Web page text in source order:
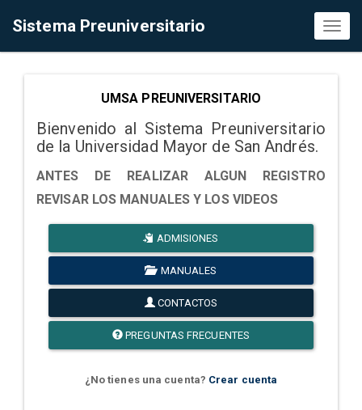
Sistema Preuniversitario
UMSA PREUNIVERSITARIO
Bienvenido al Sistema Preuniversitario
de la Universidad Mayor de San Andrés.
ANTES DE REALIZAR ALGUN REGISTRO
REVISAR LOS MANUALES Y LOS VIDEOS
ADMISIONES
MANUALES
CONTACTOS
PREGUNTAS FRECUENTES
¿No tienes una cuenta? Crear cuenta